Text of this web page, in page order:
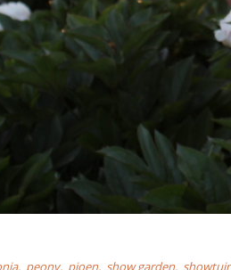
peony pioen show garden